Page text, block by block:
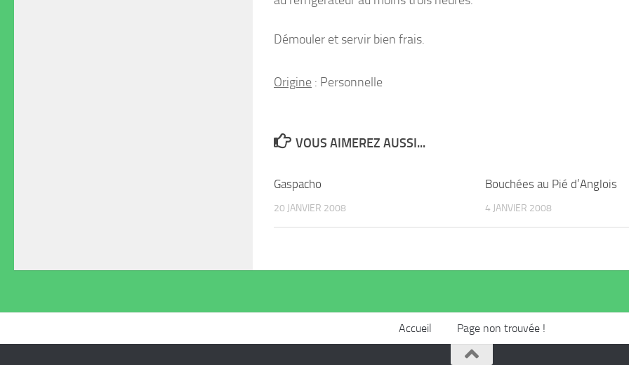
Démouler et servir bien frais.
Origine : Personnelle
VOUS AIMEREZ AUSSI...
Gaspacho
20 JANVIER 2008
Bouchées au Pié d’Anglois
4 JANVIER 2008
Accueil Page non trouvée !